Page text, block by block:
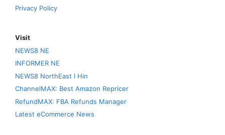
Privacy Policy
Visit
NEWS8 NE
INFORMER NE
NEWS8 NorthEast I Hin
ChannelMAX: Best Amazon Repricer
RefundMAX: FBA Refunds Manager
Latest eCommerce News